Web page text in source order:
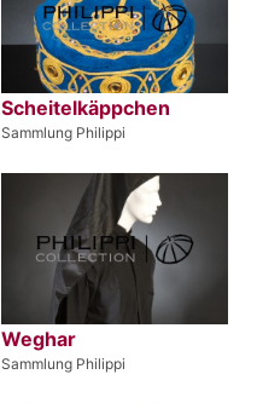
Scheitelkäppchen
Sammlung Philippi
Weghar
Sammlung Philippi